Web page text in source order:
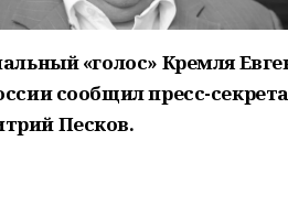
«голос» Кремля
сообщил пресс-
Песков.